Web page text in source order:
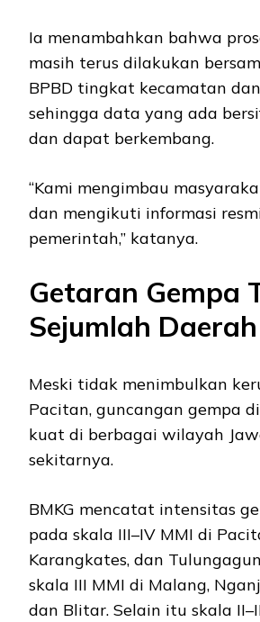
Ia menambahkan bahwa
masih terus dilakukan
BPBD tingkat kecamatan
sehingga data yang ada
dan dapat berkembang.
“Kami mengimbau
dan mengikuti informasi
pemerintah,” katanya.
Getaran Gempa
Sejumlah Daerah
Meski tidak menimbulkan
Pacitan, guncangan gempa
kuat di berbagai wilayah
sekitarnya.
BMKG mencatat intensitas
pada skala III–IV MMI di
Karangkates, dan
skala III MMI di Malang,
dan Blitar. Selain itu skala